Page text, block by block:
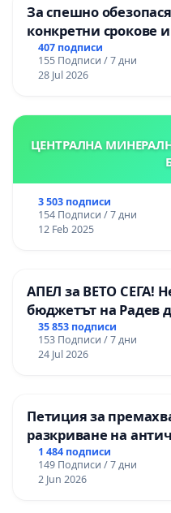
За спешно
конкретни срокове
цялостна
републиканския
„Тракия“ - гр.
407 подписи
155 Подписи / 7 дни
28 Jul 2026
ЦЕНТРАЛНА
3 503 подписи
154 Подписи / 7 дни
12 Feb 2025
АПЕЛ за ВЕТО СЕГА!
бюджетът на Радев
правата ни в тъмното
35 853 подписи
153 Подписи / 7 дни
24 Jul 2026
Петиция за
разкриване на
Могиланската
1 484 подписи
149 Подписи / 7 дни
2 Jun 2026